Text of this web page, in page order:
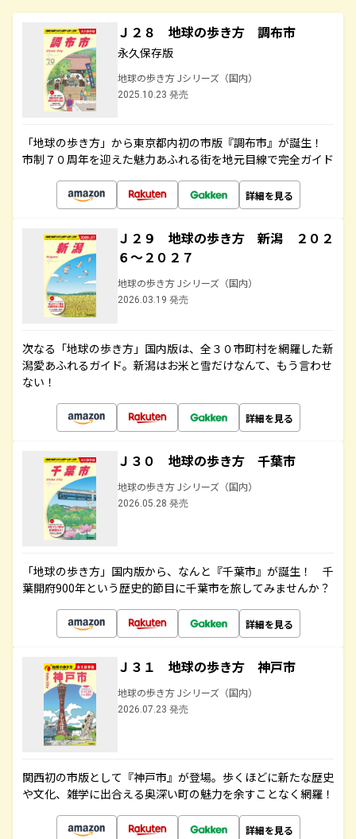
Ｊ２８ 地球の歩き方 調布市
永久保存版
地球の歩き方 Jシリーズ（国内）
2025.10.23 発売
「地球の歩き方」から東京都内初の市版『調布市』が誕生！
市制７０周年を迎えた魅力あふれる街を地元目線で完全ガイド
詳細を見る
Ｊ２９ 地球の歩き方 新潟 ２０２
６～２０２７
地球の歩き方 Jシリーズ（国内）
2026.03.19 発売
次なる「地球の歩き方」国内版は、全３０市町村を網羅した新
潟愛あふれるガイド。新潟はお米と雪だけなんて、もう言わせ
ない！
詳細を見る
Ｊ３０ 地球の歩き方 千葉市
地球の歩き方 Jシリーズ（国内）
2026.05.28 発売
「地球の歩き方」国内版から、なんと『千葉市』が誕生！ 千
葉開府900年という歴史的節目に千葉市を旅してみませんか？
詳細を見る
Ｊ３１ 地球の歩き方 神戸市
地球の歩き方 Jシリーズ（国内）
2026.07.23 発売
関西初の市版として『神戸市』が登場。歩くほどに新たな歴史
や文化、雑学に出合える奥深い町の魅力を余すことなく網羅！
詳細を見る